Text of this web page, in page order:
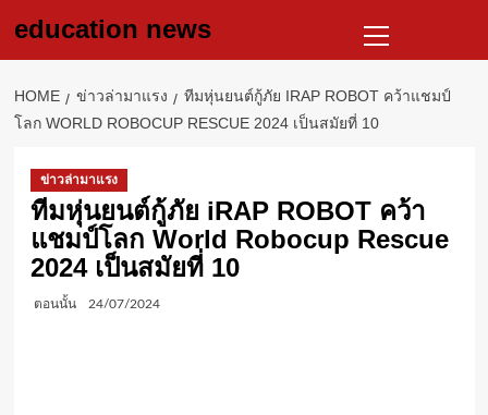
education news
Menu
HOME ข่าวล่ามาแรง
ทีมหุ่นยนต์กู้ภัย IRAP ROBOT คว้าแชมป์
โลก WORLD ROBOCUP RESCUE 2024 เป็นสมัยที่ 10
ข่าวล่ามาแรง
ทีมหุ่นยนต์กู้ภัย iRAP ROBOT คว้า
แชมป์โลก World Robocup Rescue
2024 เป็นสมัยที่ 10
ตอนนั้น 24/07/2024